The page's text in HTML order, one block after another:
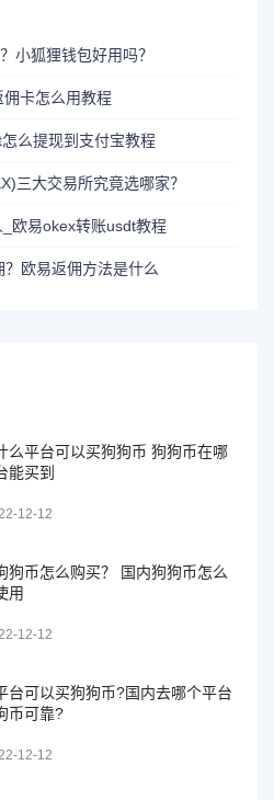
小狐狸钱包好用吗？
佣卡怎么用教程
么提现到支付宝教程
三大交易所究竟选哪家？
欧易okex转账usdt教程
欧易返佣方法是什么
么平台可以买狗狗币 狗狗币在哪
能买到
12-12
狗币怎么购买？ 国内狗狗币怎么
用
12-12
台可以买狗狗币?国内去哪个平台
币可靠?
12-12